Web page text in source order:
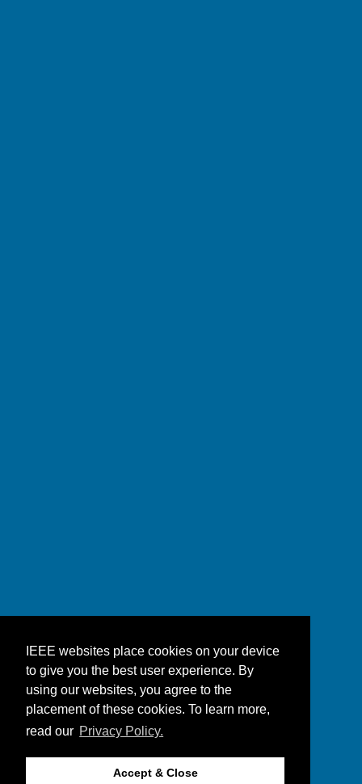
IEEE websites place cookies on your device
to give you the best user experience. By
using our websites, you agree to the
placement of these cookies. To learn more,
read our Privacy Policy.
Accept & Close